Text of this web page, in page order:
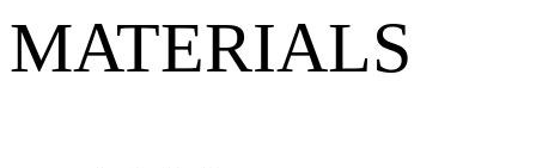
MATERIALS